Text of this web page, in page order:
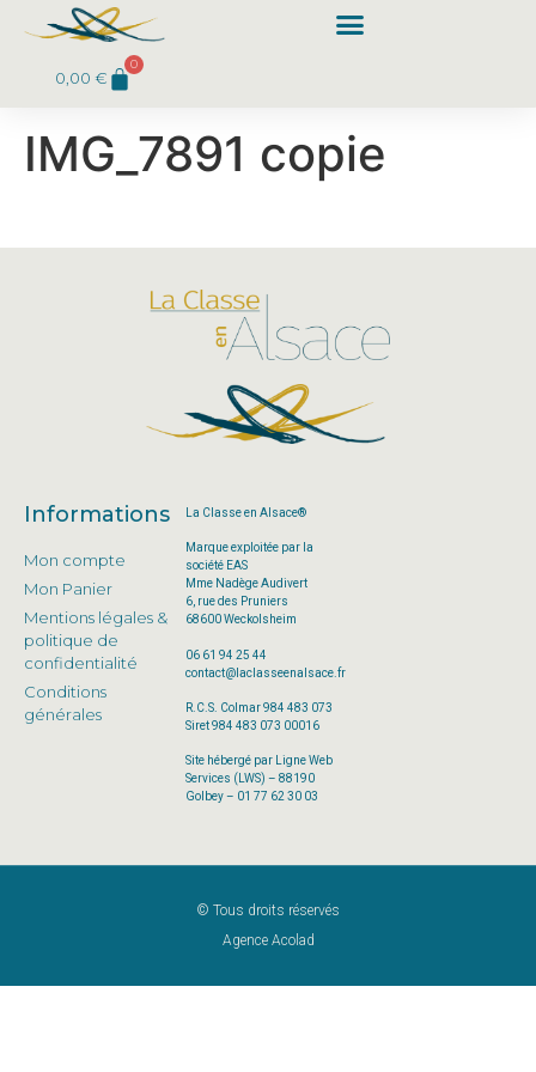
0,00€
0
IMG_7891 copie
Informations
Mon compte
Mon Panier
Mentions légales &
politique de
confidentialité
Conditions
générales
La Classe en Alsace®
Marque exploitée par la
société EAS
Mme Nadège Audivert
6, rue des Pruniers
68600 Weckolsheim
06 61 94 25 44
contact@laclasseenalsace.fr
R.C.S. Colmar 984 483 073
Siret 984 483 073 00016
Site hébergé par Ligne Web
Services (LWS) – 88190
Golbey – 01 77 62 30 03
© Tous droits réservés
Agence Acolad